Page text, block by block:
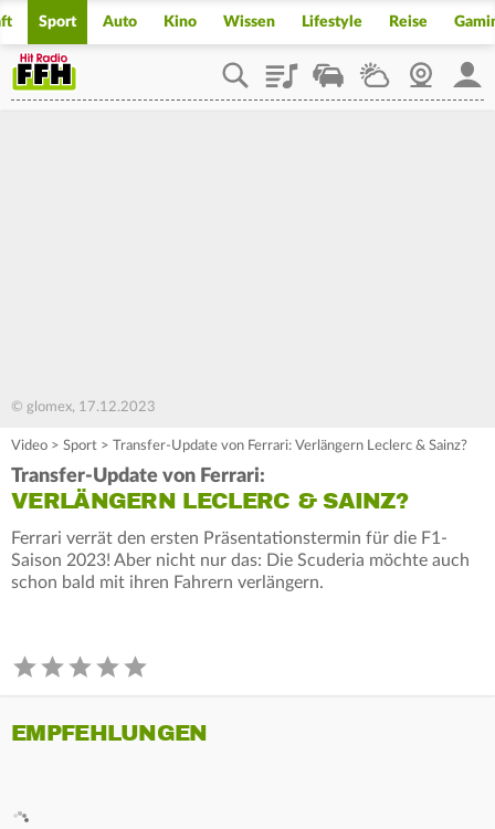
Sport Auto Kino Wissen Lifestyle Reise
PlaylistStaupilotWetterWebcam
© glomex, 17.12.2023
Video > Sport > Transfer-Update von Ferrari: Verlängern Leclerc & Sainz?
Transfer-Update von Ferrari:
VERLÄNGERN LECLERC & SAINZ?
Ferrari verrät den ersten Präsentationstermin für die F1-
Saison 2023! Aber nicht nur das: Die Scuderia möchte auch
schon bald mit ihren Fahrern verlängern.
EMPFEHLUNGEN